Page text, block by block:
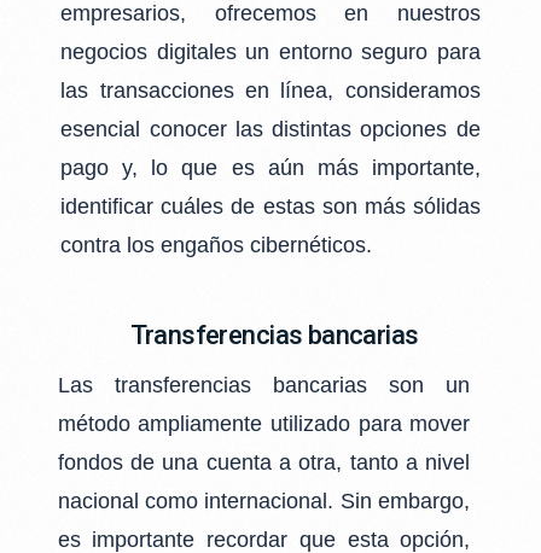
empresarios, ofrecemos en nuestros
negocios digitales un entorno seguro para
las transacciones en
línea, consideramos
esencial conocer las distintas opciones de
pago y, lo que es aún más importante,
identificar cuáles de estas son más sólidas
contra los engaños cibernéticos.
Transferencias bancarias​
Las transferencias bancarias son un
método ampliamente utilizado para mover
fondos de una cuenta a otra, tanto a nivel
nacional como internacional. Sin embargo,
es importante recordar que esta opción,